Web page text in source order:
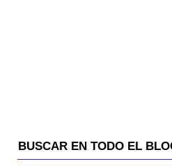
BUSCAR EN TODO EL